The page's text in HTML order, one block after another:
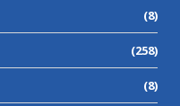
(8)
(258)
(8)